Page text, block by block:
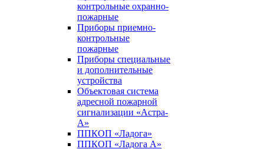
контрольные охранно-
пожарные
Приборы приемно-
контрольные
пожарные
Приборы специальные
и дополнительные
устройства
Объектовая система
адресной пожарной
сигнализации «Астра-
А»
ППКОП «Ладога»
ППКОП «Ладога А»